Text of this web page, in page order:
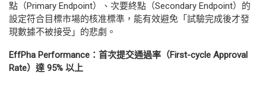
點（Primary Endpoint）、次要終點（Secondary Endpoint）的
設定符合目標市場的核准標準，能有效避免「試驗完成後才發
現數據不被接受」的悲劇。
EffPha Performance ：首次提交通過率（First-cycle Approval
Rate）達 95% 以上